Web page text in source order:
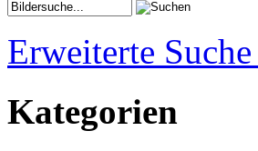
Erweiterte
Kategorien